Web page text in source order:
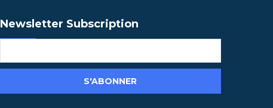
Newsletter Subscription